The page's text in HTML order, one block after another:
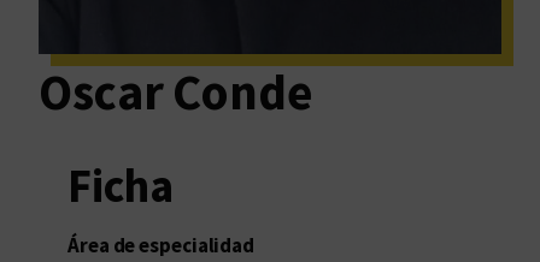
Oscar Conde
Ficha
Área de especialidad